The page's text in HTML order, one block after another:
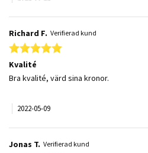
Richard F. Verifierad kund
5.0 star rating
Kvalité
Review by Richard F. on 9 May 2022
review stating Kvalité
Bra kvalité, värd sina kronor.
2022-05-09
Jonas T. Verifierad kund